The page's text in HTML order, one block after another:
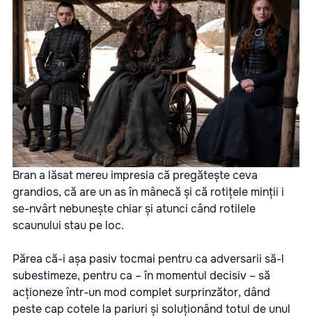
Bran a lăsat mereu impresia că pregătește ceva
grandios, că are un as în mânecă și că rotițele minții i
se-nvârt nebunește chiar și atunci când rotilele
scaunului stau pe loc.
Părea că-i așa pasiv tocmai pentru ca adversarii să-l
subestimeze, pentru ca – în momentul decisiv – să
acționeze într-un mod complet surprinzător, dând
peste cap cotele la pariuri și soluționând totul de unul